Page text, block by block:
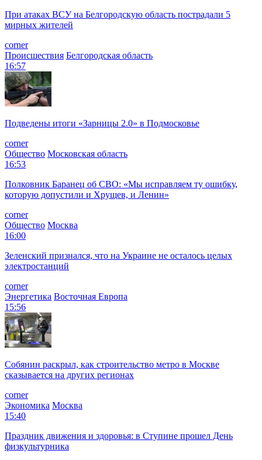
При атаках ВСУ на Белгородскую область пострадали 5
мирных жителей
corner
Происшествия Белгородская область
16:57
Подведены итоги «Зарницы 2.0» в Подмосковье
corner
Общество Московская область
16:53
Полковник Баранец об СВО: «Мы исправляем ту ошибку,
которую допустили и Хрущев, и Ленин»
corner
Общество Москва
16:00
Зеленский признался, что на Украине не осталось целых
электростанций
corner
Энергетика Восточная Европа
15:56
Собянин раскрыл, как строительство метро в Москве
сказывается на других регионах
corner
Экономика Москва
15:40
Праздник движения и здоровья: в Ступине прошел День
физкультурника